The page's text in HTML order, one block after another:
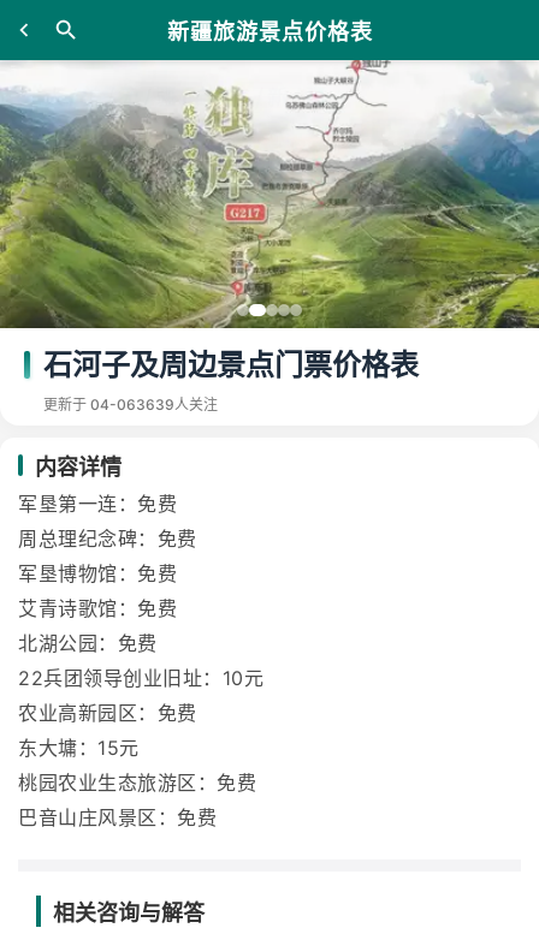
新疆旅游景点价格表
石河子及周边景点门票价格表
更新于 04-063639人关注
内容详情
军垦第一连：免费
周总理纪念碑：免费
军垦博物馆：免费
艾青诗歌馆：免费
北湖公园：免费
22兵团领导创业旧址：10元
农业高新园区：免费
东大墉：15元
桃园农业生态旅游区：免费
巴音山庄风景区：免费
相关咨询与解答